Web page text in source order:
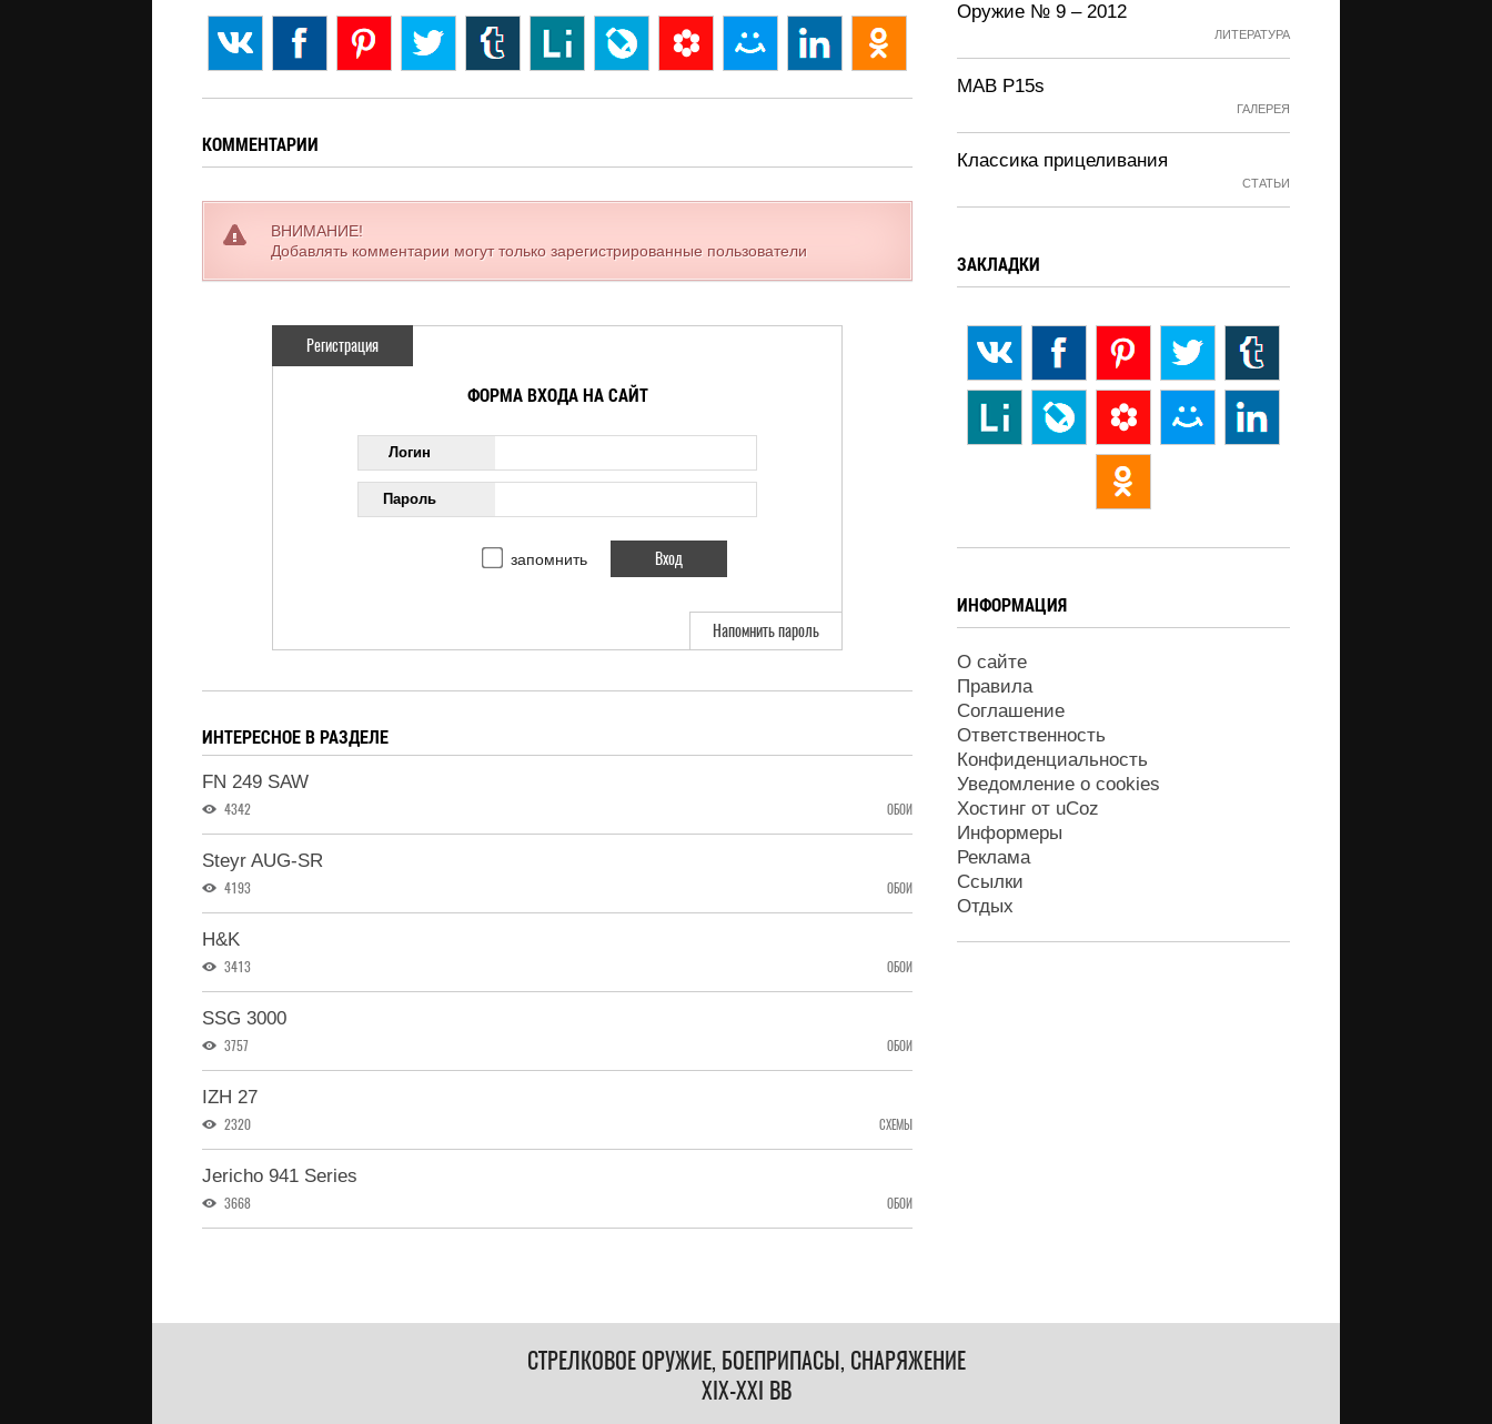
КОММЕНТАРИИ
ВНИМАНИЕ!
Добавлять комментарии могут только зарегистрированные пользователи
Регистрация
ФОРМА ВХОДА НА САЙТ
Логин
Пароль
запомнить
Напомнить пароль
ИНТЕРЕСНОЕ В РАЗДЕЛЕ
FN 249 SAW
4342 ОБОИ
Steyr AUG-SR
4193 ОБОИ
H&K
3413 ОБОИ
SSG 3000
3757 ОБОИ
IZH 27
2320 СХЕМЫ
Jericho 941 Series
3668 ОБОИ
Оружие № 9 – 2012
ЛИТЕРАТУРА
MAB P15s
ГАЛЕРЕЯ
Классика прицеливания
СТАТЬИ
ЗАКЛАДКИ
ИНФОРМАЦИЯ
О сайте
Правила
Соглашение
Ответственность
Конфиденциальность
Уведомление о cookies
Хостинг от uCoz
Информеры
Реклама
Ссылки
Отдых
СТРЕЛКОВОЕ ОРУЖИЕ, БОЕПРИПАСЫ, СНАРЯЖЕНИЕ
XIX-XXI ВВ